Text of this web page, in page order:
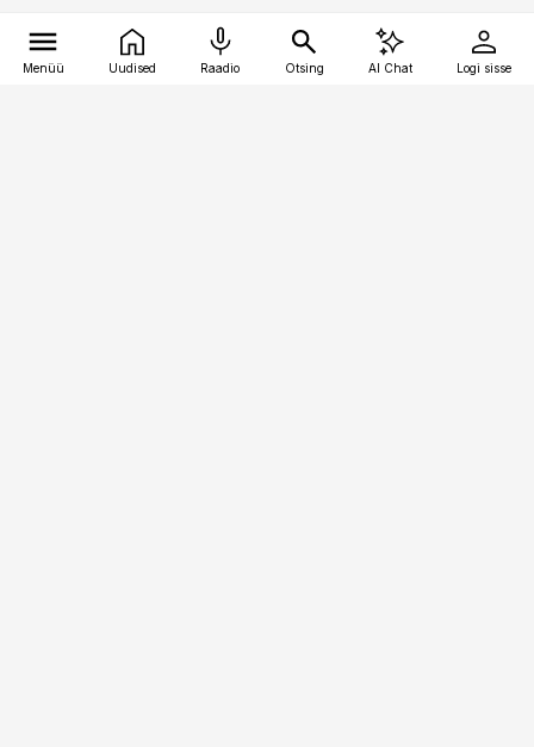
Menüü Uudised Raadio Otsing AI Chat Logi sisse